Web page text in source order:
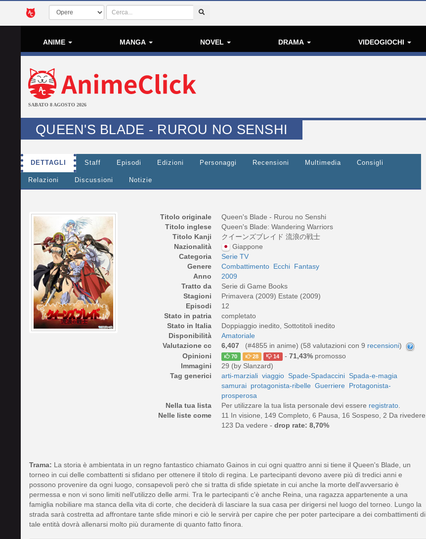
ANIME MANGA NOVEL DRAMA VIDEOGIOCHI
SABATO 8 AGOSTO 2026
QUEEN'S BLADE - RUROU NO SENSHI
DETTAGLI Staff Episodi Edizioni Personaggi Recensioni Multimedia Consigli
Relazioni Discussioni Notizie
Titolo originale
Queen's Blade - Rurou no Senshi
Titolo inglese
Queen's Blade: Wandering Warriors
Titolo Kanji
クイーンズブレイド 流浪の戦士
Nazionalità
Giappone
Categoria
Serie TV
Genere
Combattimento Ecchi Fantasy
Anno
2009
Tratto da
Serie di Game Books
Stagioni
Primavera (2009) Estate (2009)
Episodi
12
Stato in patria
completato
Stato in Italia
Doppiaggio inedito, Sottotitoli inedito
Disponibilità
Amatoriale
Valutazione cc
6,407 (#4855 in anime) (58 valutazioni con 9 recensioni)
Opinioni
70 28 14 - 71,43%promosso
Immagini
29 (by Slanzard)
Tag generici
arti-marziali viaggio Spade-Spadaccini Spada-e-magia
samurai protagonista-ribelle Guerriere Protagonista-
prosperosa
Nella tua lista
Per utilizzare la tua lista personale devi essere registrato
Nelle liste come
11 In visione, 149 Completo, 6 Pausa, 16 Sospeso, 2 Da rivedere,
123 Da vedere - drop rate: 8,70%
Trama: La storia è ambientata in un regno fantastico chiamato Gainos in cui ogni quattro anni si tiene il Queen's Blade, un
torneo in cui delle combattenti si sfidano per ottenere il titolo di regina. Le partecipanti devono avere più di tredici anni e
possono provenire da ogni luogo, consapevoli però che si tratta di sfide spietate in cui anche la morte dell'avversario è
permessa e non vi sono limiti nell'utilizzo delle armi. Tra le partecipanti c'è anche Reina, una ragazza appartenente a una
famiglia nobiliare ma stanca della vita di corte, che deciderà di lasciare la sua casa per dirigersi nel luogo del torneo. Lungo la
strada sarà costretta ad affrontare tante sfide minori e ciò le servirà per capire che per poter partecipare a dei combattimenti di
tale entità dovrà allenarsi molto più duramente di quanto fatto finora.